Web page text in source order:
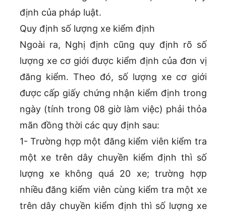
định của pháp luật.
Quy định số lượng xe kiểm định
Ngoài ra, Nghị định cũng quy định rõ số
lượng xe cơ giới được kiểm định của đơn vị
đăng kiểm. Theo đó, số lượng xe cơ giới
được cấp giấy chứng nhận kiểm định trong
ngày (tính trong 08 giờ làm việc) phải thỏa
mãn đồng thời các quy định sau:
1- Trường hợp một đăng kiểm viên kiểm tra
một xe trên dây chuyền kiểm định thì số
lượng xe không quá 20 xe; trường hợp
nhiều đăng kiểm viên cùng kiểm tra một xe
trên dây chuyền kiểm định thì số lượng xe